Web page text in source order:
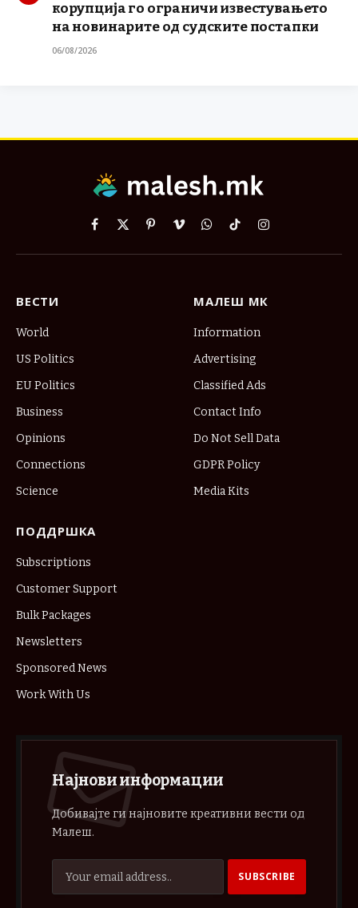
корупција го ограничи известувањето
на новинарите од судските постапки
06/08/2026
Facebook
X
PinterestVimeoWhatsApp
TikTokInstagram
ВЕСТИ
World
US Politics
EU Politics
Business
Opinions
Connections
Science
МАЛЕШ МК
Information
Advertising
Classified Ads
Contact Info
Do Not Sell Data
GDPR Policy
Media Kits
ПОДДРШКА
Subscriptions
Customer Support
Bulk Packages
Newsletters
Sponsored News
Work With Us
Најнови информации
Добивајте ги најновите креативни вести од
Малеш.